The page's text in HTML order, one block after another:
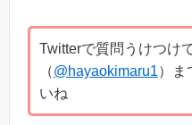
Twitterで質問うけつけ
（@hayaokimaru1）ま
いね